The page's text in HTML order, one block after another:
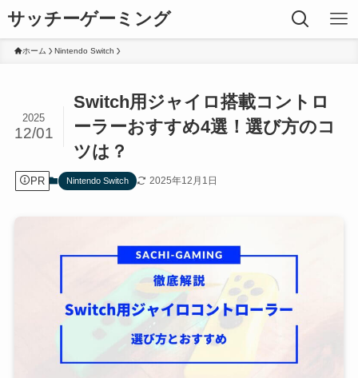
サッチーゲーミング
ホーム Nintendo Switch
Switch用ジャイロ搭載コントロ
ーラーおすすめ4選！選び方のコ
ツは？
2025
12/01
PR Nintendo Switch 2025年12月1日